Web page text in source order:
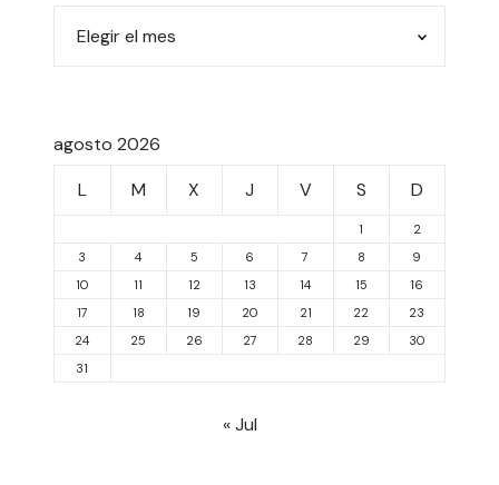
agosto 2026
L
M X J V S D
1
2
3
4 5 6 7 8
9
10
11 12 13 14 15
16
17
18 19 20 21 22
23
24
25 26 27 28 29
30
31
« Jul